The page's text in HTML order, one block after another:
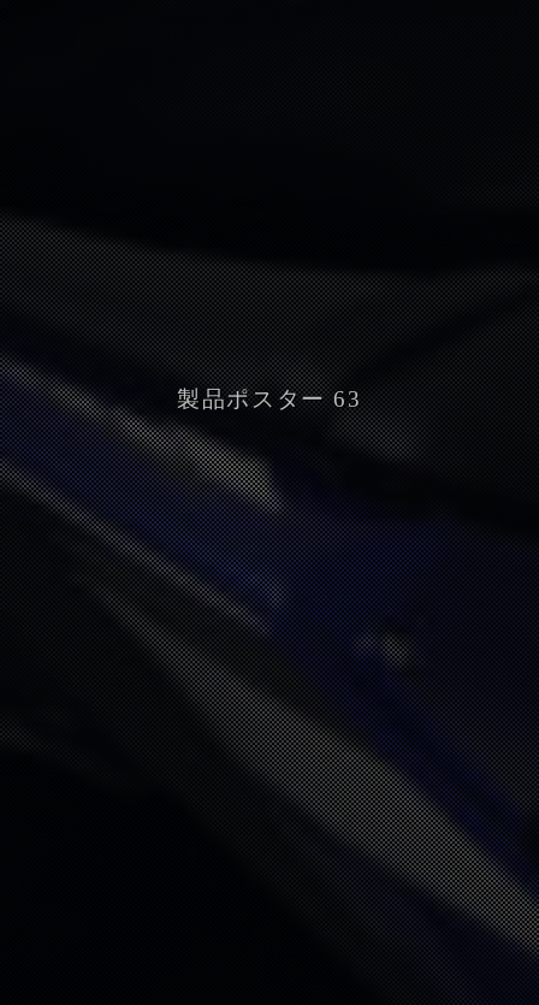
製品ポスター 63